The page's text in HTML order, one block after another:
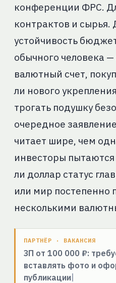
конференции ФРС.
контрактов и сырья.
устойчивость
обычного человека
валютный счет,
ли нового
трогать подушку
очередное
читает шире, чем
инвесторы пытаются
ли доллар статус
или мир постепенно
несколькими
ПАРТНЁР · ВАКАНСИЯ
ЗП от 100 000 ₽:
вставлять фото и
публикации